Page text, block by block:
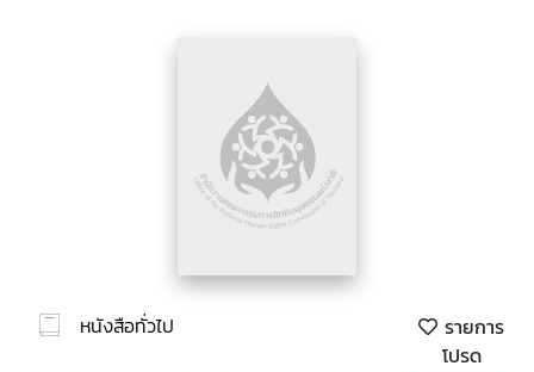
หนังสือทั่วไป
รายการ
โปรด